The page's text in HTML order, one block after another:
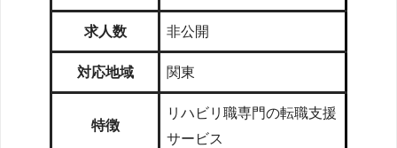
求人数 非公開
対応地域 関東
特徴
リハビリ職専門の転職支援
サービス